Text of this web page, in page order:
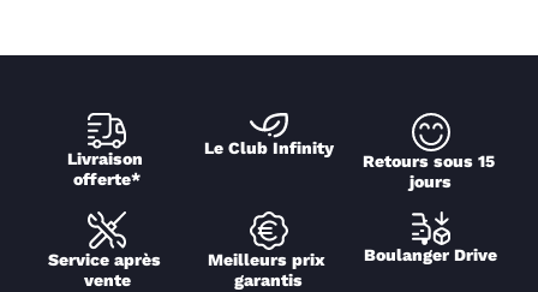
Livraison
offerte*
Le Club Infinity
Retours sous 15
jours
Service après
vente
Meilleurs prix
garantis
Boulanger Drive